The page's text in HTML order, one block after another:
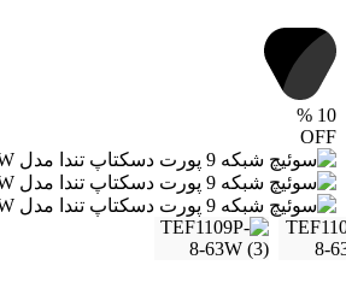
10
%
OFF